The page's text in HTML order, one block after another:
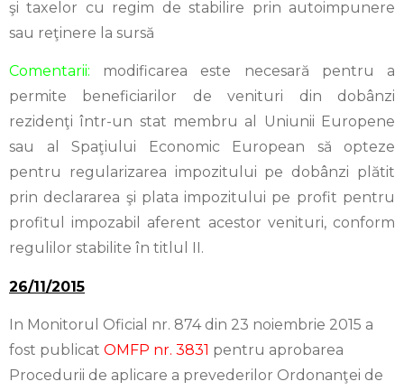
şi taxelor cu regim de stabilire prin autoimpunere
sau reţinere la sursă
Comentarii: modificarea este necesară pentru a
permite beneficiarilor de venituri din dobânzi
rezidenţi într-un stat membru al Uniunii Europene
sau al Spaţiului Economic European să opteze
pentru regularizarea impozitului pe dobânzi plătit
prin declararea şi plata impozitului pe profit pentru
profitul impozabil aferent acestor venituri, conform
regulilor stabilite în titlul II.
26/11/2015
In Monitorul Oficial nr. 874 din 23 noiembrie 2015 a
fost publicat OMFP nr. 3831 pentru aprobarea
Procedurii de aplicare a prevederilor Ordonanţei de